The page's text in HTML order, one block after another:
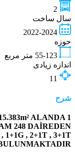
2
سال ساخت
2022-2024
حوزه
55-123 متر مربع
اندازه زیادی
11
شرح
ALANDA 1
248 DAİREDEN
, 2+1T , 3+1T